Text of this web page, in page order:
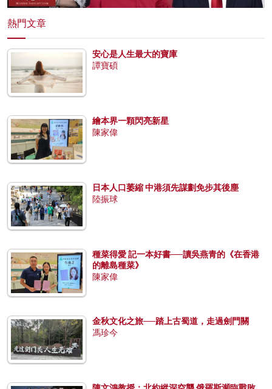
熱門文章
安心是人生最大的寶庫
譚寶碩
繪本界一顆閃亮新星
陳家偉
日本人口萎縮 中港須先謀劃免步其後塵
陸振球
種菜得愛 記一本好書──讀吳燕青的《在香港
的離島種菜》
陳家偉
金秋文化之旅──踏上古蜀道，走過劍門關
馮珍今